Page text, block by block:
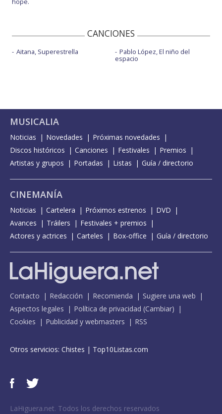
CANCIONES
Aitana, Superestrella Pablo López, El niño del
espacio
MUSICALIA
Noticias Novedades
Próximas novedades
Discos históricos
Canciones Festivales
Premios
Artistas y grupos
Portadas Listas Guía / directorio
CINEMANÍA
Noticias Cartelera Próximos estrenos
DVD
Avances
Tráilers
Festivales + premios
Actores y actrices
Carteles Box-office Guía / directorio
Contacto Redacción Recomienda
Sugiere una web
Aspectos legales
Política de privacidad (Cambiar)
Cookies
Publicidad y webmasters RSS
Otros servicios: Chistes | Top10Listas.com
LaHiguera.net. Todos los derechos reservados